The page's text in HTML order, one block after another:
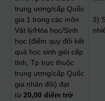
trung ương/cấp Quốc
gia 1 trong các môn
Vật lý/Hóa học/Sinh
học (điểm quy đổi kết
quả học sinh giỏi cấp
tỉnh, Tp trực thuộc
trung ương/cấp Quốc
gia nhân đôi) đạt
từ 20,00 điểm trở
3)